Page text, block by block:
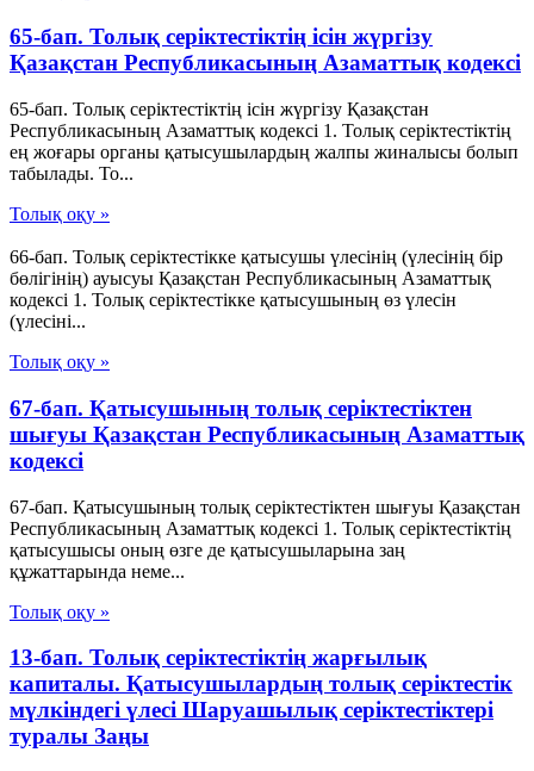
65-бап. Толық серiктестiктiң iсiн жүргiзу
Қазақстан Республикасының Азаматтық кодексi
65-бап. Толық серiктестiктiң iсiн жүргiзу Қазақстан
Республикасының Азаматтық кодексi 1. Толық серiктестiктiң
ең жоғары органы қатысушылардың жалпы жиналысы болып
табылады. То...
Толық оқу »
66-бап. Толық серiктестiкке қатысушы үлесiнiң (үлесiнiң бiр
бөлiгiнiң) ауысуы Қазақстан Республикасының Азаматтық
кодексi 1. Толық серiктестiкке қатысушының өз үлесiн
(үлесiнi...
Толық оқу »
67-бап. Қатысушының толық серiктестiктен
шығуы Қазақстан Республикасының Азаматтық
кодексi
67-бап. Қатысушының толық серiктестiктен шығуы Қазақстан
Республикасының Азаматтық кодексi 1. Толық серiктестiктiң
қатысушысы оның өзге де қатысушыларына заң
құжаттарында неме...
Толық оқу »
13-бап. Толық серiктестiктiң жарғылық
капиталы. Қатысушылардың толық серiктестiк
мүлкiндегi үлесi Шаруашылық серіктестіктері
туралы Заңы